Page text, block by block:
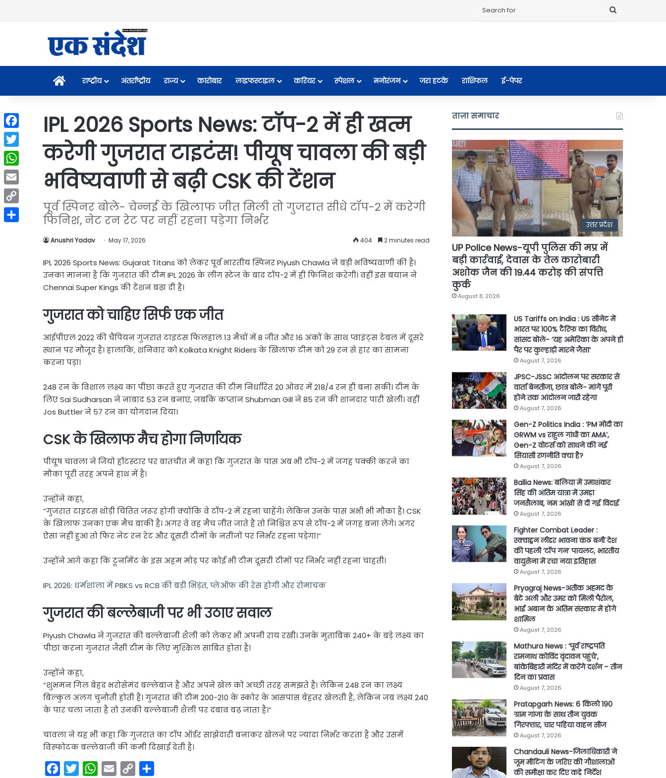
Homeराष्ट्रीय अंतर्राष्ट्रीय राज्य कारोबार लाइफस्टाइल करियर स्पेशल मनोरंजन जरा हटके राशिफल ई-पेपर
IPL 2026 Sports News: टॉप-2 में ही खत्म
करेगी गुजरात टाइटंस! पीयूष चावला की बड़ी
भविष्यवाणी से बढ़ी CSK की टेंशन
पूर्व स्पिनर बोले- चेन्नई के खिलाफ जीत मिली तो गुजरात सीधे टॉप-2 में करेगी
फिनिश, नेट रन रेट पर नहीं रहना पड़ेगा निर्भर
Anushri Yadav May 17, 2026 404 2 minutes read
IPL 2026 Sports News: Gujarat Titans को लेकर पूर्व भारतीय स्पिनरPiyush Chawla ने बड़ी भविष्यवाणी की है।
उनका मानना है कि गुजरात की टीम IPL 2026 के लीग स्टेज के बाद टॉप-2 में ही फिनिश करेगी। वहीं इस बयान ने
Chennai Super Kings की टेंशन बढ़ा दी है।
गुजरात को चाहिए सिर्फ एक जीत
आईपीएल 2022 की चैंपियन गुजरात टाइटंस फिलहाल 13 मैचों में 8 जीत और 16 अंकों के साथ प्वाइंट्स टेबल में दूसरे
स्थान पर मौजूद है। हालांकि, शनिवार कोKolkata Knight Riders के खिलाफ टीम को 29 रन से हार का सामना
करना पड़ा।
248 रन के विशाल लक्ष्य का पीछा करते हुए गुजरात की टीम निर्धारित 20 ओवर में 218/4 रन ही बना सकी। टीम के
लिएSai Sudharsan ने नाबाद 53 रन बनाए, जबकि कप्तानShubman Gill ने 85 रन की शानदार पारी खेली। वहीं
Jos Buttlerने 57 रन का योगदान दिया।
CSK के खिलाफ मैच होगा निर्णायक
पीयूष चावला ने जियो हॉटस्टार पर बातचीत में कहा कि गुजरात के पास अब भी टॉप-2 में जगह पक्की करने का
मौका पूरी तरह अपने हाथ में है।
उन्होंने कहा,
“गुजरात टाइटंस थोड़ी चिंतित जरूर होगी क्योंकि वे टॉप-2 में रहना चाहेंगे। लेकिन उनके पास अभी भी मौका है। CSK
के खिलाफ उनका एक मैच बाकी है। अगर वे वह मैच जीत जाते हैं तो निश्चित रूप से टॉप-2 में जगह बना लेंगे। अगर
ऐसा नहीं हुआ तो फिर नेट रन रेट और दूसरी टीमों के नतीजों पर निर्भर रहना पड़ेगा।”
उन्होंने आगे कहा कि टूर्नामेंट के इस अहम मोड़ पर कोई भी टीम दूसरी टीमों पर निर्भर नहीं रहना चाहती।
IPL 2026: धर्मशाला में PBKS vs RCB की बड़ी भिड़ंत, प्लेऑफ की रेस होगी और रोमांचक
गुजरात की बल्लेबाजी पर भी उठाए सवाल
Piyush Chawla ने गुजरात की बल्लेबाजी शैली को लेकर भी अपनी राय रखी। उनके मुताबिक 240+ के बड़े लक्ष्य का
पीछा करना गुजरात जैसी टीम के लिए मुश्किल साबित होता है।
उन्होंने कहा,
“शुभमन गिल बेहद भरोसेमंद बल्लेबाज हैं और अपने खेल को अच्छी तरह समझते हैं। लेकिन 248 रन का लक्ष्य
बिल्कुल अलग चुनौती होती है। गुजरात की टीम 200-210 के स्कोर के आसपास बेहतर खेलती है, लेकिन जब लक्ष्य 240
के पार चला जाता है तो उनकी बल्लेबाजी शैली पर दबाव बढ़ जाता है।”
चावला ने यह भी कहा कि गुजरात का टॉप ऑर्डर साझेदारी बनाकर खेलने पर ज्यादा निर्भर करता है और उसमें
विस्फोटक बल्लेबाजी की कमी दिखाई देती है।
W
ताज़ा समाचार
उत्तर प्रदेश
UP Police News-यूपी पुलिस की मप्र में
बड़ी कार्रवाई, देवास के तेल कारोबारी
अशोक जैन की 19.44 करोड़ की संपत्ति
कुर्क
August 8, 2026
US Tariffs on India : US सीनेट में
भारत पर 100% टैरिफ का विरोध,
सांसद बोले- ‘यह अमेरिका के अपने ही
पैर पर कुल्हाड़ी मारने जैसा’
August 7, 2026
JPSC-JSSC आंदोलन पर सरकार से
वार्ता बेनतीजा, छात्र बोले- मांगें पूरी
होने तक आंदोलन जारी रहेगा
August 7, 2026
Gen-Z Politics India : ‘PM मोदी का
GRWM vs राहुल गांधी का AMA’,
Gen-Z वोटर्स को साधने की नई
सियासी रणनीति क्या है?
August 7, 2026
Ballia News: बलिया में उमाशंकर
सिंह की अंतिम यात्रा में उमड़ा
जनसैलाब, नम आंखों से दी गई विदाई
August 7, 2026
Fighter Combat Leader :
स्क्वाड्रन लीडर भावना कंठ बनीं देश
की पहली ‘टॉप गन’ पायलट, भारतीय
वायुसेना में रचा नया इतिहास
August 7, 2026
Pryagraj News-अतीक अहमद के
बेटे अली और उमर को मिली पैरोल,
भाई अबान के अंतिम संस्कार में होंगे
शामिल
August 7, 2026
Mathura News : ‘पूर्व राष्ट्रपति
रामनाथ कोविंद वृंदावन पहुंचे’,
बांकेबिहारी मंदिर में करेंगे दर्शन – तीन
दिन का प्रवास
August 7, 2026
Pratapgarh News: 6 किलो 190
ग्राम गांजा के साथ तीन युवक
गिरफ्तार, चार पहिया वाहन सीज
August 7, 2026
Chandauli News-जिलाधिकारी ने
जूम मीटिंग के जरिए की गौशालाओं
की समीक्षा कर दिए कड़े निर्देश
Facebook
Twitter
WhatsApp
Email
Copy
Link